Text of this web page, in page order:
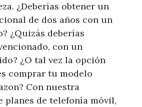
¿Deberías obtener un
de dos años con un
¿Quizás deberías
con un
¿O tal vez la opción
comprar tu modelo
Con nuestra
planes de telefonía móvil,